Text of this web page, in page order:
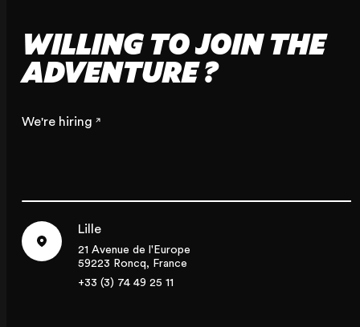
WILLING TO JOIN THE
ADVENTURE ?
We're hiring
Lille
21 Avenue de l'Europe
59223 Roncq, France
+33 (3) 74 49 25 11